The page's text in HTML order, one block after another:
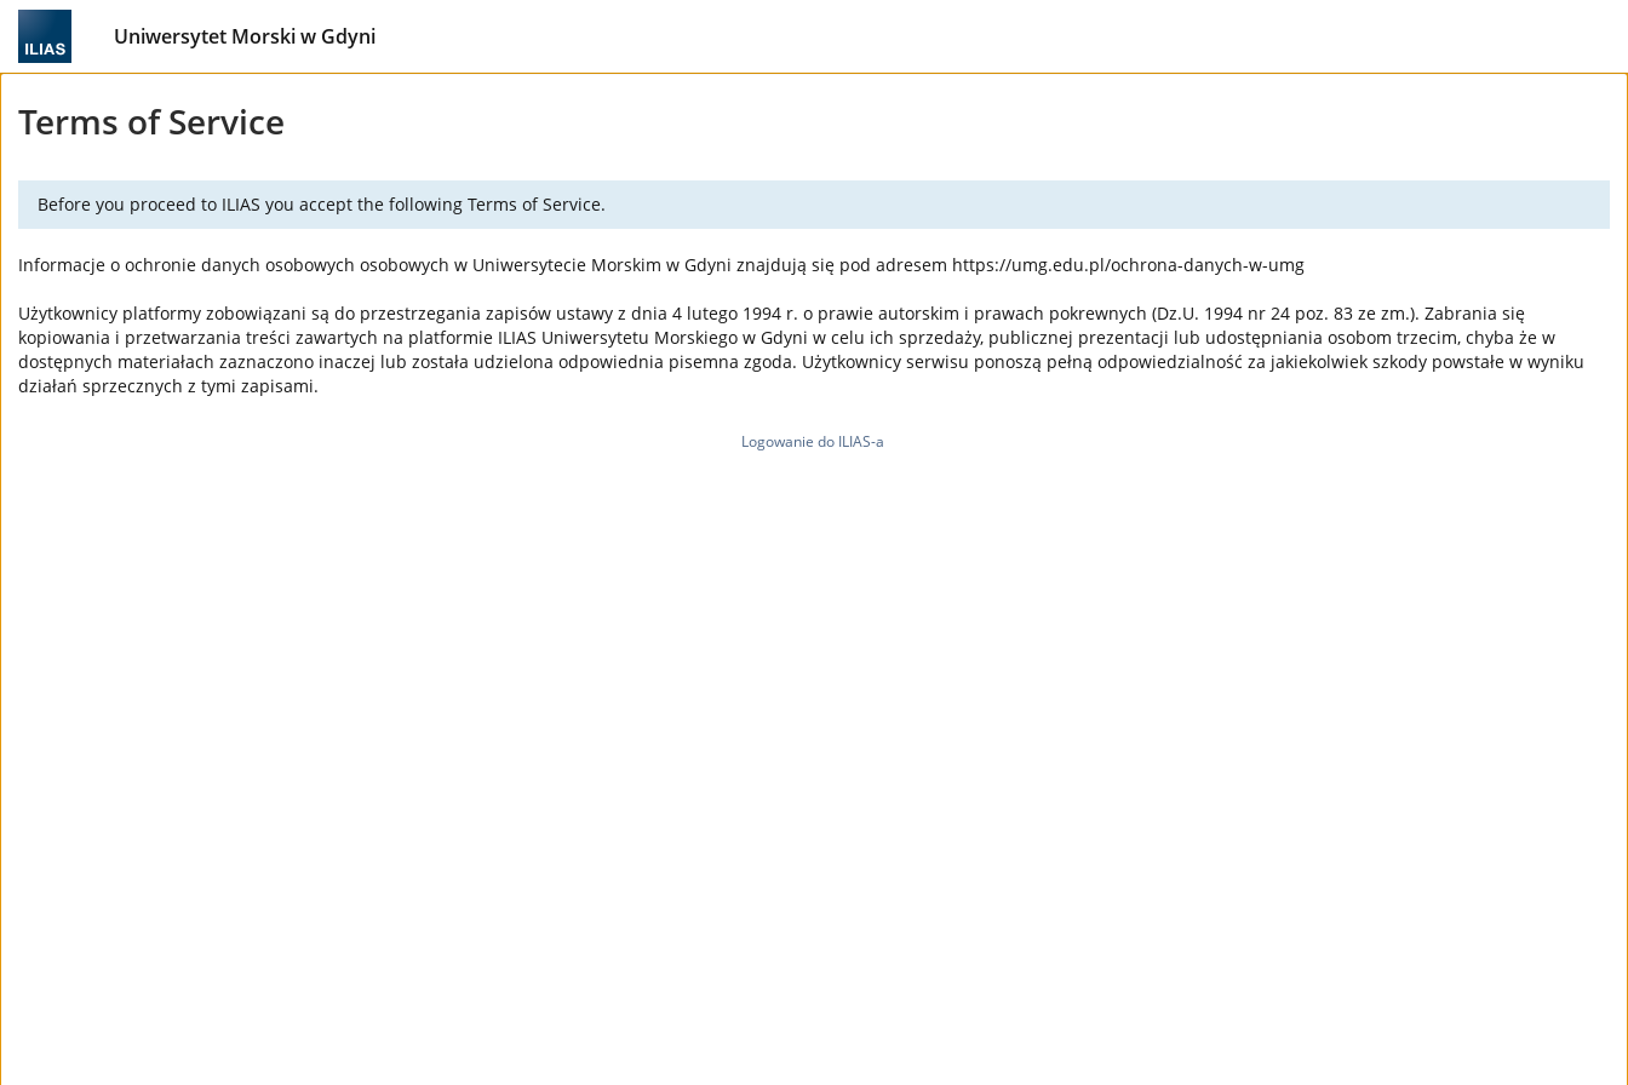
Uniwersytet Morski w Gdyni
Terms of Service
Before you proceed to ILIAS you accept the following Terms of Service.
Informacje o ochronie danych osobowych osobowych w Uniwersytecie Morskim w Gdyni znajdują się pod adresem https://umg.edu.pl/ochrona-danych-w-umg
Użytkownicy platformy zobowiązani są do przestrzegania zapisów ustawy z dnia 4 lutego 1994 r. o prawie autorskim i prawach pokrewnych (Dz.U. 1994 nr 24 poz. 83 ze zm.). Zabrania się
kopiowania i przetwarzania treści zawartych na platformie ILIAS Uniwersytetu Morskiego w Gdyni w celu ich sprzedaży, publicznej prezentacji lub udostępniania osobom trzecim, chyba że w
dostępnych materiałach zaznaczono inaczej lub została udzielona odpowiednia pisemna zgoda. Użytkownicy serwisu ponoszą pełną odpowiedzialność za jakiekolwiek szkody powstałe w wyniku
działań sprzecznych z tymi zapisami.
Logowanie do ILIAS-a